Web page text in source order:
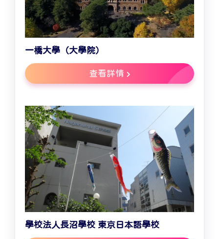
一橋大學（大學院）
查看詳情
學校法人長沼學校 東京日本語學校